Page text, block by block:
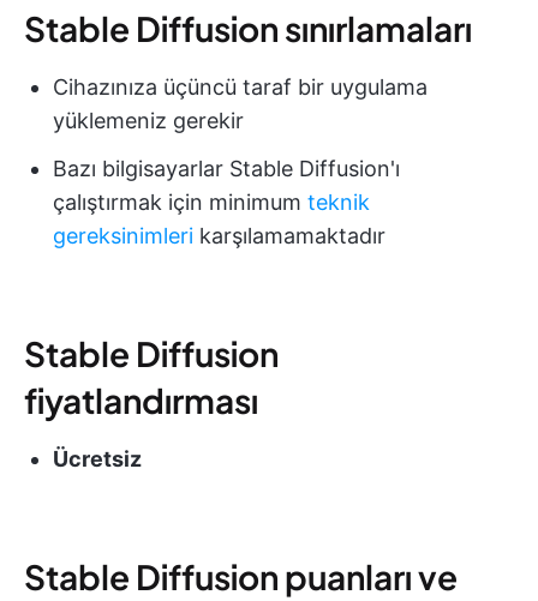
Stable Diffusion sınırlamaları
Cihazınıza üçüncü taraf bir uygulama
yüklemeniz gerekir
Bazı bilgisayarlar Stable Diffusion'ı
çalıştırmak için minimum teknik
gereksinimleri karşılamamaktadır
Stable Diffusion
fiyatlandırması
Ücretsiz
Stable Diffusion puanları ve